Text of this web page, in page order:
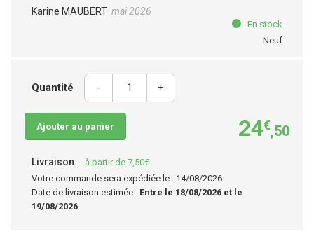
Karine MAUBERT mai 2026
En stock
Neuf
Quantité - +
Ajouter au panier 24€,50
Livraison
à partir de 7,50€
Votre commande sera expédiée le : 14/08/2026
Date de livraison estimée : Entre le 18/08/2026 et le
19/08/2026